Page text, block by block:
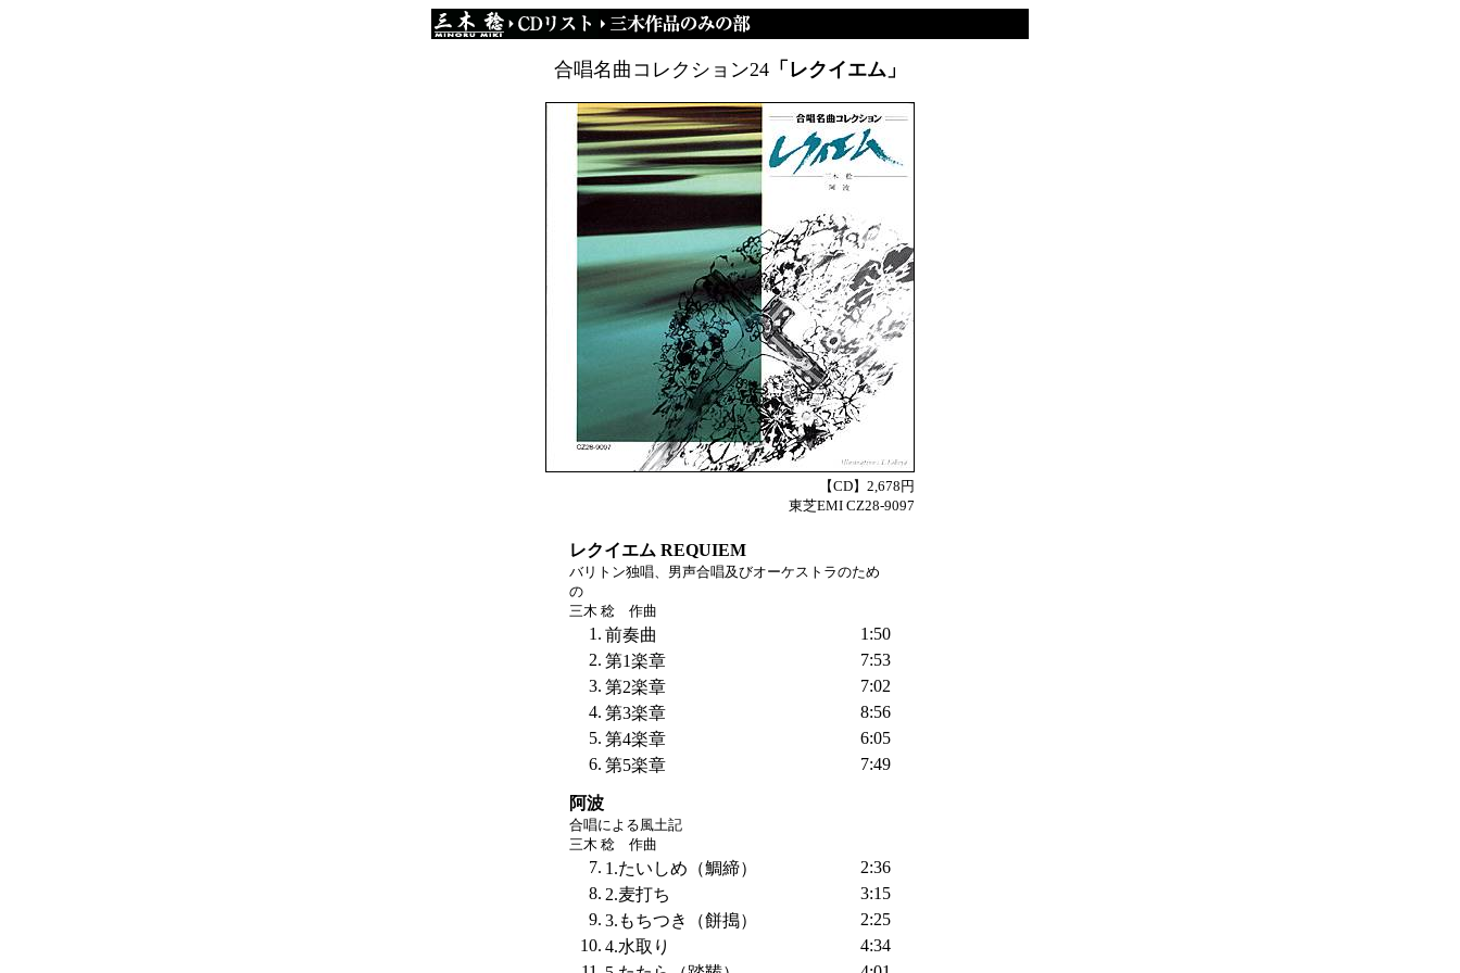
合唱名曲コレクション24 「レクイエム」
【CD】2,678円
東芝EMI CZ28-9097
レクイエム REQUIEM
バリトン独唱、男声合唱及びオーケストラのため
の
三木 稔 作曲
1. 前奏曲
1:50
2. 第1楽章
7:53
3. 第2楽章
7:02
4. 第3楽章
8:56
5. 第4楽章
6:05
6. 第5楽章 7:49
阿波
合唱による風土記
三木 稔 作曲
7. 1.たいしめ（鯛締）
2:36
8. 2.麦打ち
3:15
9. 3.もちつき（餅搗）
2:25
10. 4.水取り
4:34